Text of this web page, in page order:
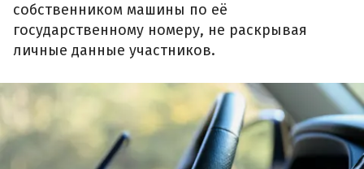
собственником машины по её
государственному номеру, не раскрывая
личные данные участников.